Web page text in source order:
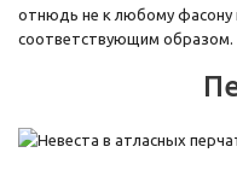
отнюдь не к любому фасону
соответствующим образом.